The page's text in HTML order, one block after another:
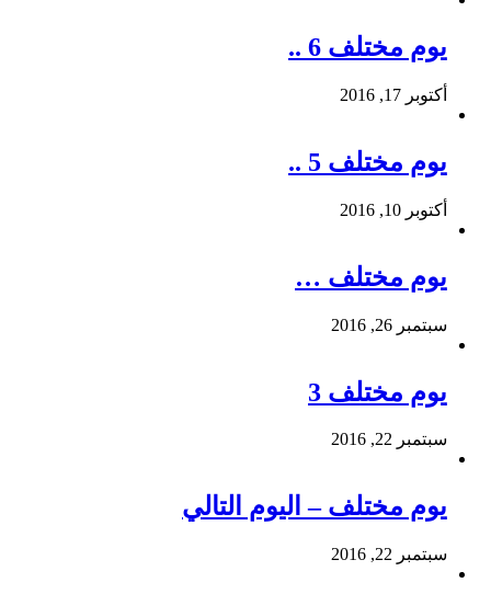
يوم مختلف 6 ..
أكتوبر 17, 2016
يوم مختلف 5 ..
أكتوبر 10, 2016
يوم مختلف …
سبتمبر 26, 2016
يوم مختلف 3
سبتمبر 22, 2016
يوم مختلف – اليوم التالي
سبتمبر 22, 2016